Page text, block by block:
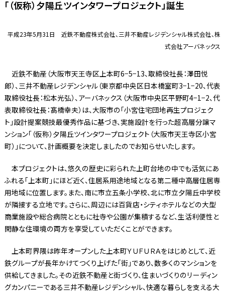
「（仮称）夕陽丘ツインタワープロジェクト」誕生
平成23年5月31日 近鉄不動産株式会社、三井不動産レジデンシャル株式会社、株
式会社アーバネックス
近鉄不動産（大阪市天王寺区上本町6−5−13、取締役社長：澤田悦
郎）、三井不動産レジデンシャル（東京都中央区日本橋室町3−1−20、代表
取締役社長：松本光弘）、アーバネックス（大阪市中央区平野町4−1−2、代
表取締役社長：髙橋幸夫）は、大阪市の「小宮住宅団地再生プロジェク
ト」設計提案競技最優秀作品に基づき、実施設計を行った超高層分譲マ
ンション「（仮称）夕陽丘ツインタワープロジェクト（大阪市天王寺区小宮
町）」について、計画概要を決定しましたのでお知らせいたします。
本プロジェクトは、悠久の歴史に彩られた上町台地の中でも活気にあ
ふれる「上本町」にほど近く、住居系用途地域となる第二種中高層住居専
用地域に位置します。また、南に市立五条小学校、北に市立夕陽丘中学校
が隣接する立地です。さらに、周辺には百貨店・シティホテルなどの大型
商業施設や総合病院とともに社寺や公園が集積するなど、生活利便性と
閑静な住環境の両方を享受していただくことができます。
上本町界隈は昨年オープンした上本町ＹＵＦＵＲＡをはじめとして、近
鉄グループが長年かけてつくり上げた「街」であり、数多くのマンションを
供給してきました。その近鉄不動産と街づくり、住まいづくりのリーディン
グカンパニーである三井不動産レジデンシャル、快適な暮らしを支える大